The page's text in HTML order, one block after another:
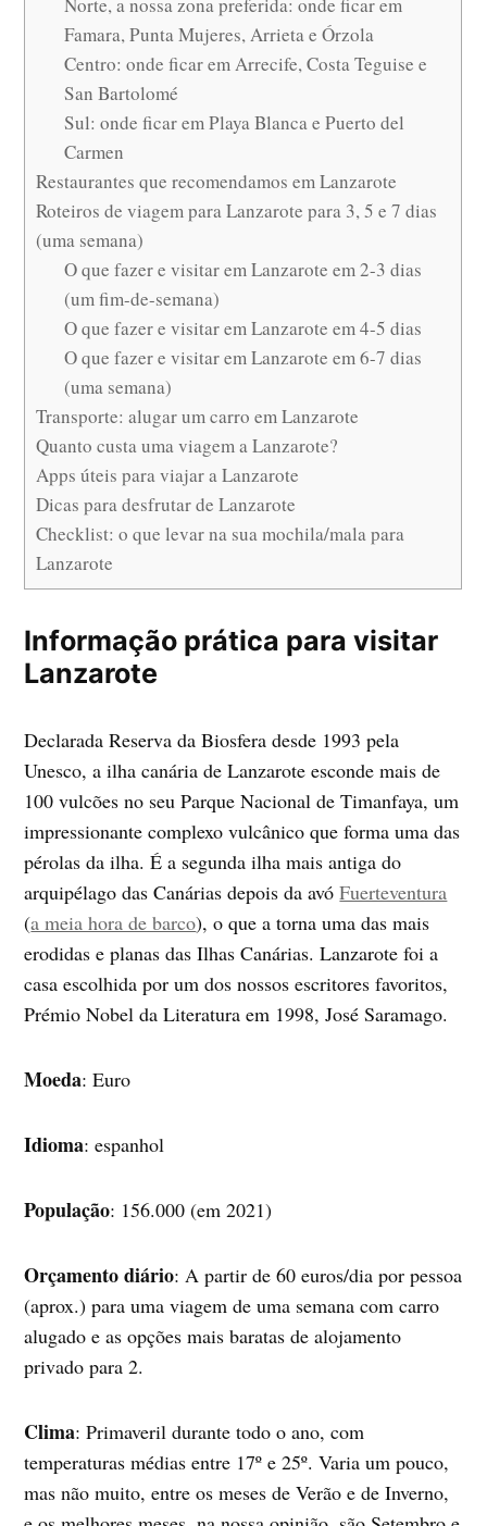
Norte, a nossa zona preferida: onde ficar em
Famara, Punta Mujeres, Arrieta e Órzola
Centro: onde ficar em Arrecife, Costa Teguise e
San Bartolomé
Sul: onde ficar em Playa Blanca e Puerto del
Carmen
Restaurantes que recomendamos em Lanzarote
Roteiros de viagem para Lanzarote para 3, 5 e 7 dias
(uma semana)
O que fazer e visitar em Lanzarote em 2-3 dias
(um fim-de-semana)
O que fazer e visitar em Lanzarote em 4-5 dias
O que fazer e visitar em Lanzarote em 6-7 dias
(uma semana)
Transporte: alugar um carro em Lanzarote
Quanto custa uma viagem a Lanzarote?
Apps úteis para viajar a Lanzarote
Dicas para desfrutar de Lanzarote
Checklist: o que levar na sua mochila/mala para
Lanzarote
Informação prática para visitar
Lanzarote
Declarada Reserva da Biosfera desde 1993 pela
Unesco, a ilha canária de Lanzarote esconde mais de
100 vulcões no seu Parque Nacional de Timanfaya, um
impressionante complexo vulcânico que forma uma das
pérolas da ilha. É a segunda ilha mais antiga do
arquipélago das Canárias depois da avóFuerteventura
(a meia hora de barco), o que a torna uma das mais
erodidas e planas das Ilhas Canárias. Lanzarote foi a
casa escolhida por um dos nossos escritores favoritos,
Prémio Nobel da Literatura em 1998, José Saramago.
Moeda: Euro
Idioma: espanhol
População: 156.000 (em 2021)
Orçamento diário: A partir de 60 euros/dia por pessoa
(aprox.) para uma viagem de uma semana com carro
alugado e as opções mais baratas de alojamento
privado para 2.
Clima: Primaveril durante todo o ano, com
temperaturas médias entre 17º e 25º. Varia um pouco,
mas não muito, entre os meses de Verão e de Inverno,